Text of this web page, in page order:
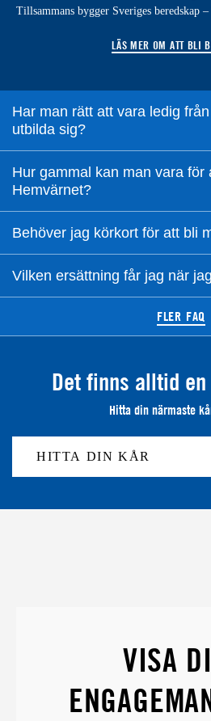
Tillsammans bygger Sveriges beredskap
LÄS MER OM ATT BLI
Har man rätt att vara ledig
utbilda sig?
Hur gammal kan man vara för
Hemvärnet?
Behöver jag körkort för att bli
Vilken ersättning får jag när
FLER FAQ
Det finns alltid
Hitta din närmaste
VISA